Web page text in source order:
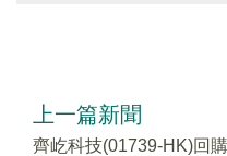
上一篇新聞
齊屹科技(01739-HK)回購